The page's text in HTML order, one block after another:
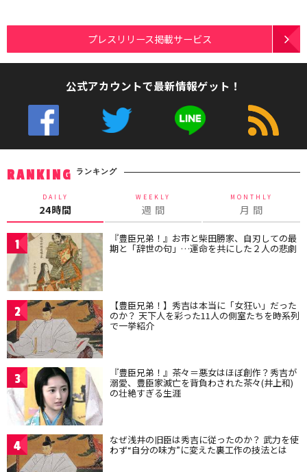
プレスリリース掲載サービス
公式アカウントで最新情報ゲット！
RANKING ランキング
DAILY
24時間
WEEKLY
週 間
MONTHLY
月 間
1 『豊臣兄弟！』お市と柴田勝家、自刃しての最
期と「辞世の句」…運命を共にした２人の悲劇
2 【豊臣兄弟！】秀吉は本当に「女狂い」だった
のか？ 天下人を彩った11人の側室たちを時系列
で一挙紹介
3 『豊臣兄弟！』茶々＝悪女はほぼ創作？秀吉が
溺愛、豊臣家滅亡を背負わされた茶々(井上和)
の壮絶すぎる生涯
4 なぜ浅井の旧臣は秀吉に従ったのか？ 武力を使
わず“自分の味方”に変えた裏工作の技法とは